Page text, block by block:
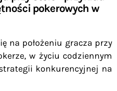
pokerowych w
na położeniu gracza przy
w życiu codziennym
konkurencyjnej na